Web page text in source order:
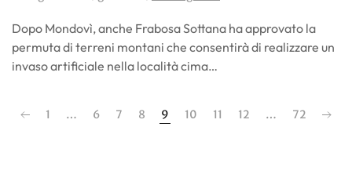
Dopo Mondovì, anche Frabosa Sottana ha approvato la
permuta di terreni montani che consentirà di realizzare un
invaso artificiale nella località cima…
1 … 6 7 8 9 10 11 12 … 72